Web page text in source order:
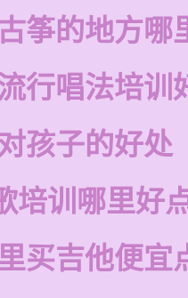
筝的地方哪
行唱法培训
孩子的好处
培训哪里好
买吉他便宜